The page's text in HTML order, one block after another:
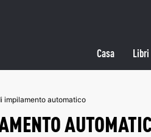
Casa Libri
impilamento automatico